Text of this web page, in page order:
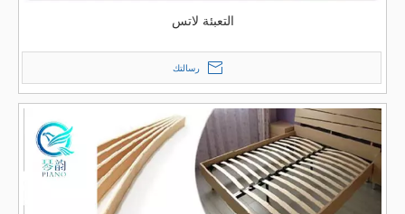
التعبئة لاتس
رسالتك